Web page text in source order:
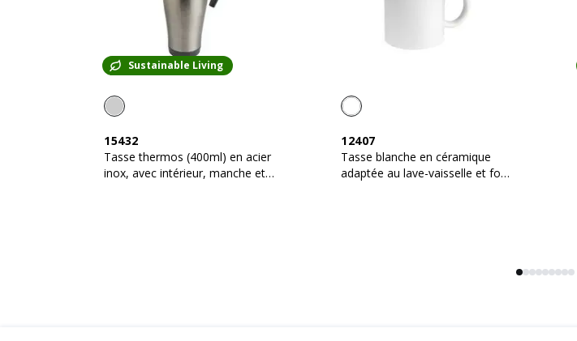
Sustainable Living
15432
Tasse thermos (400ml) en acier
inox, avec intérieur, manche et
12407
Tasse blanche en céramique
adaptée au lave-vaisselle et four